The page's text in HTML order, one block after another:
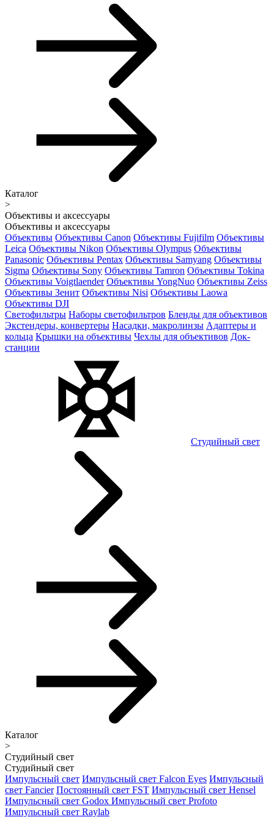
Каталог
>
Объективы и аксессуары
Объективы и аксессуары
Объективы Объективы Canon Объективы Fujifilm Объективы
Leica Объективы Nikon Объективы Olympus Объективы
Panasonic Объективы Pentax Объективы Samyang Объективы
Sigma Объективы Sony Объективы Tamron Объективы Tokina
Объективы Voigtlaender Объективы YongNuo Объективы Zeiss
Объективы Зенит Объективы Nisi Объективы Laowa
Объективы DJI
Светофильтры Наборы светофильтров Бленды для объективов
Экстендеры, конвертеры Насадки, макролинзы Адаптеры и
кольца Крышки на объективы Чехлы для объективов Док-
станции
Студийный свет
Каталог
>
Студийный свет
Студийный свет
Импульсный свет Импульсный свет Falcon Eyes Импульсный
свет Fancier Постоянный свет FST Импульсный свет Hensel
Импульсный свет Godox Импульсный свет Profoto
Импульсный свет Raylab